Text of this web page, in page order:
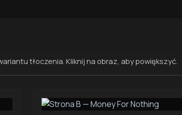
tłoczenia. Kliknij na obraz, aby powiększyć.